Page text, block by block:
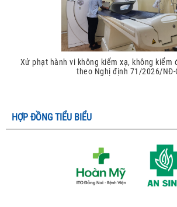
Xử phạt hành vi không kiểm xạ, không kiểm
theo Nghị định 71/2026/NĐ-
HỢP ĐỒNG TIỂU BIỂU